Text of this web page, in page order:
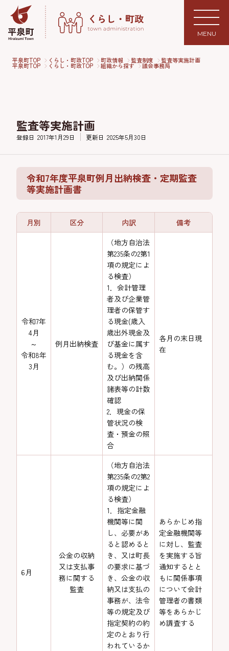
MENU
平泉町TOP くらし・町政TOP 町政情報 監査制度 監査等実施計画
平泉町TOP くらし・町政TOP 組織から探す 議会事務局
監査等実施計画
登録日 2017年1月29日 更新日 2025年5月30日
令和7年度平泉町例月出納検査・定期監査
等実施計画書
月別 区分 内訳 備考
令和7年
4月
～
令和8年
3月
例月出納検査
（地方自治法
第235条の2第1
項の規定によ
る検査）
1．会計管理
者及び企業管
理者の保管す
る現金(歳入
歳出外現金及
び基金に属す
る現金を含
む。）の残高
及び出納関係
諸表等の計数
確認
2．現金の保
管状況の検
査・預金の照
合
各月の末日現
在
6月
公金の収納
又は支払事
務に関する
監査
（地方自治法
第235条の2第2
項の規定によ
る検査）
1．指定金融
機関等に関
し、必要があ
ると認めると
き、又は町長
の要求に基づ
き、公金の収
納又は支払の
事務が、法令
等の規定及び
指定契約の約
定のとおり行
われているか
あらかじめ指
定金融機関等
に対し、監査
を実施する旨
通知するとと
もに関係事項
について会計
管理者の書類
等をあらかじ
め調査する